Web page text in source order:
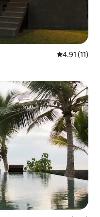
औसत रेटिंग 5 में
4.91 (11)